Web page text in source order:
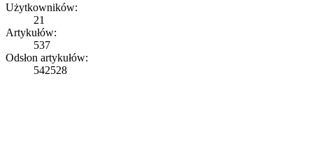
Użytkowników:
21
Artykułów:
537
Odsłon artykułów:
542528